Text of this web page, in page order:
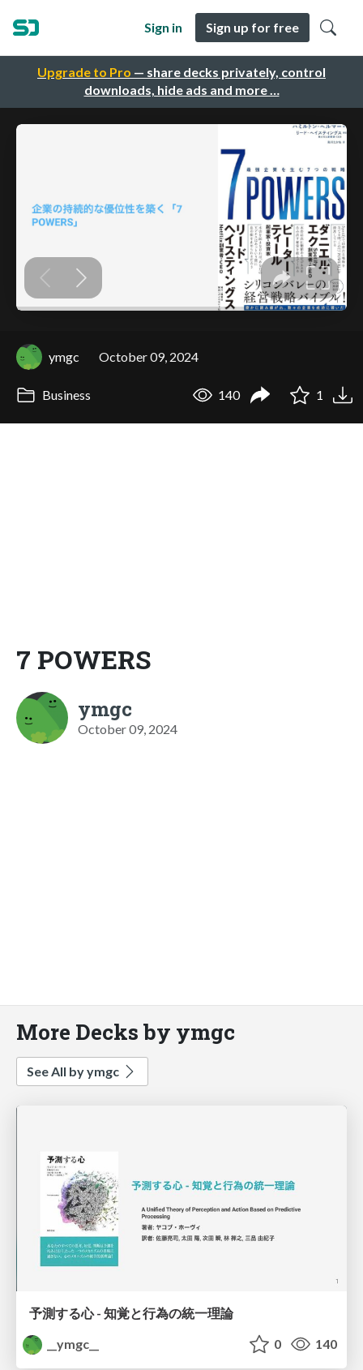
Upgrade to Pro — share decks privately, control
downloads, hide ads and more …
Sign in Sign up for free
ymgc October 09, 2024
Business 140 1
7 POWERS
ymgc
October 09, 2024
More Decks by ymgc
See All by ymgc
予測する心 - 知覚と行為の統一理論
__ymgc__
0 140